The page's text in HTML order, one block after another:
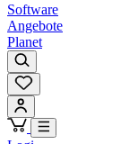
Software
Angebote
Planet